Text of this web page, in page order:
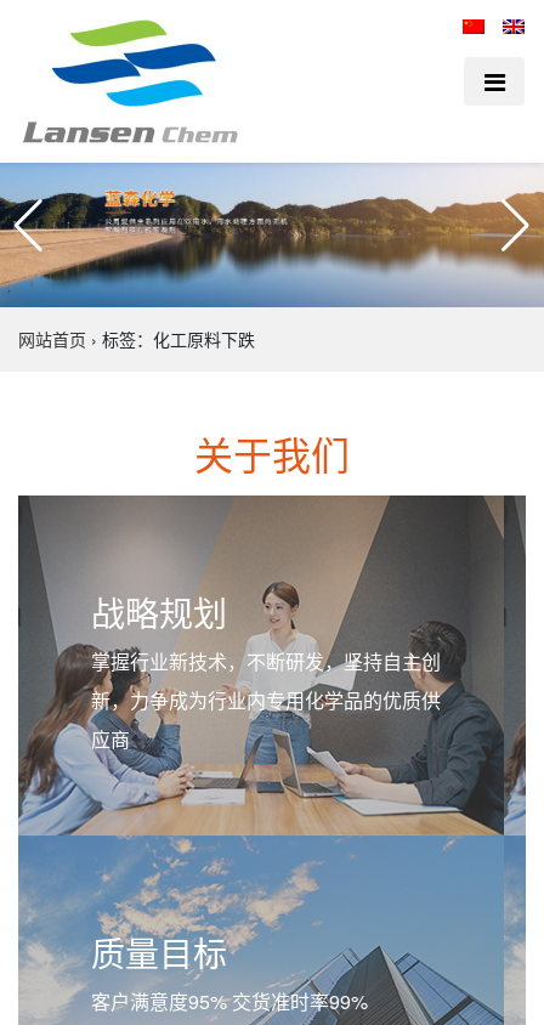
网站首页 › 标签：化工原料下跌
关于我们
战略规划
掌握行业新技术，不断研发，坚持自主创
新，力争成为行业内专用化学品的优质供
应商
质量目标
客户满意度95% 交货准时率99%